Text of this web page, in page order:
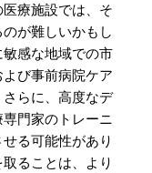
療施設では、そ
が難しいかもし
感な地域での市
び事前病院ケア
らに、高度なデ
門家のトレーニ
る可能性があり
ることは、より